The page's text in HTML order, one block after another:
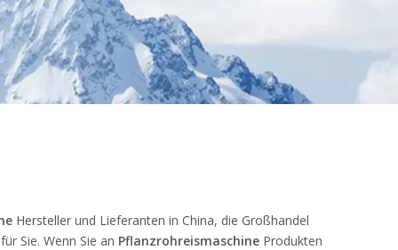
Hersteller und Lieferanten in China, die Großhandel
Sie. Wenn Sie an Pflanzrohreismaschine Produkten